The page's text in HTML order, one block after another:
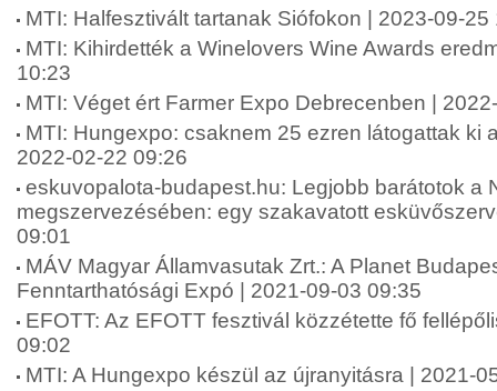
MTI: Halfesztivált tartanak Siófokon | 2023-09-25
MTI: Kihirdették a Winelovers Wine Awards
10:23
MTI: Véget ért Farmer Expo Debrecenben |
MTI: Hungexpo: csaknem 25 ezren látogattak ki
2022-02-22 09:26
eskuvopalota-budapest.hu: Legjobb barátotok a
megszervezésében: egy szakavatott
09:01
MÁV Magyar Államvasutak Zrt.: A Planet
Fenntarthatósági Expó | 2021-09-03 09:35
EFOTT: Az EFOTT fesztivál közzétette fő
09:02
MTI: A Hungexpo készül az újranyitásra | 2021-